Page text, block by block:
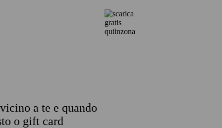
a te e quando
o gift card